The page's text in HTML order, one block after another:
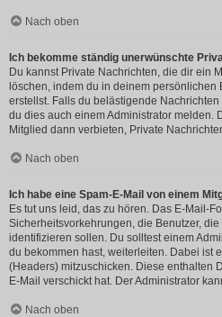
Nach oben
Ich bekomme ständig unerwünschte
Du kannst Private Nachrichten, die dir ein
löschen, indem du in deinem persönlichen
erstellst. Falls du belästigende
du dies auch einem Administrator melden.
Mitglied dann verbieten, Private
Nach oben
Ich habe eine Spam-E-Mail von einem
Es tut uns leid, das zu hören. Das E-Mail-
Sicherheitsvorkehrungen, die Benutzer,
identifizieren sollen. Du solltest einem
du bekommen hast, weiterleiten. Dabei ist
(Headers) mitzuschicken. Diese enthalten
E-Mail verschickt hat. Der Administrator
Nach oben